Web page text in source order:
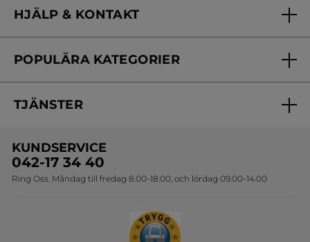
Vårt engagemang
Skönhetstips
HJÄLP & KONTAKT
Kontakta oss
Online prislista
POPULÄRA KATEGORIER
Erbjudanden
Travelsize
Sets
TJÄNSTER
Onlineprislista för postorder
KUNDSERVICE
042-17 34 40
Ring Oss. Måndag till fredag 8.00-18.00, och lördag 09.00-14.00